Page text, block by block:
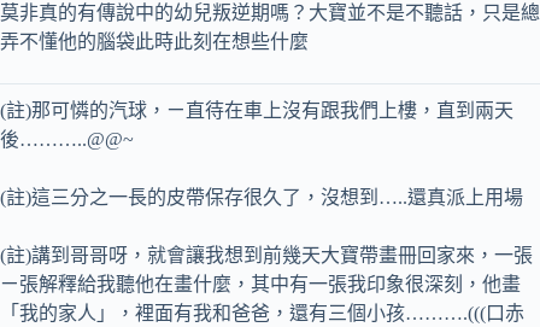
莫非真的有傳說中的幼兒叛逆期嗎？大寶並不是不聽話，只是總
弄不懂他的腦袋此時此刻在想些什麼
(註)那可憐的汽球，ㄧ直待在車上沒有跟我們上樓，直到兩天
後………..@@~
(註)這三分之一長的皮帶保存很久了，沒想到…..還真派上用場
(註)講到哥哥呀，就會讓我想到前幾天大寶帶畫冊回家來，一張
ㄧ張解釋給我聽他在畫什麼，其中有一張我印象很深刻，他畫
「我的家人」，裡面有我和爸爸，還有三個小孩……….(((口赤